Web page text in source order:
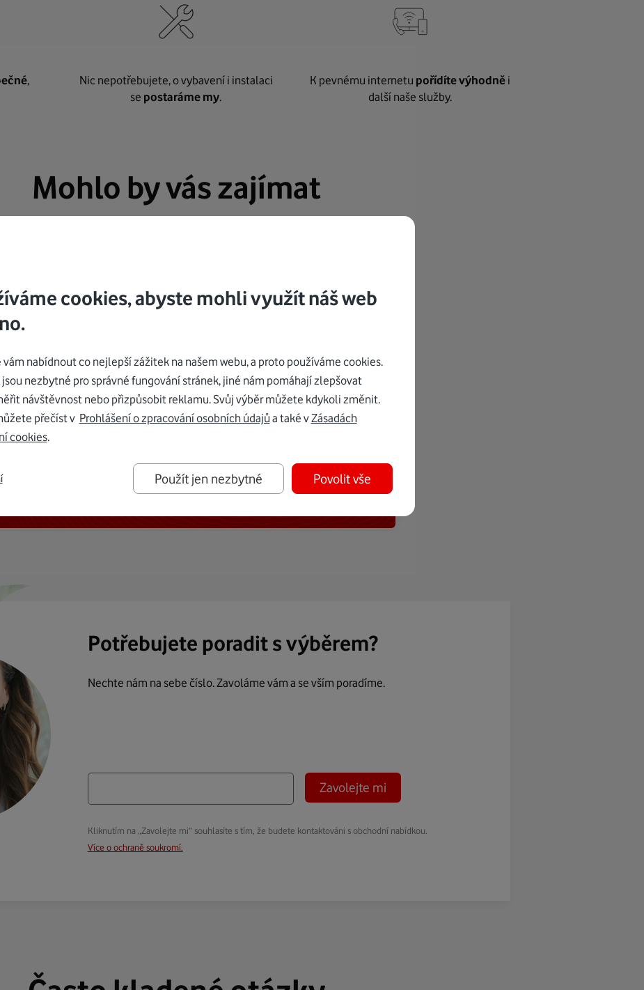
,
Nic nepotřebujete, o vybavení i instalaci
se postaráme my.
K pevnému internetu pořídíte výhodněi
další naše služby.
Mohlo by vás zajímat
vám dáme Vodafone TV již
150 Kč měsíčně
Potřebujete poradit s výběrem?
Nechte nám na sebe číslo. Zavoláme vám a se vším poradíme.
Zavolejte mi
Kliknutím na „Zavolejte mi“ souhlasíte s tím, že budete kontaktováni s obchodní nabídkou.
Více o ochraně soukromí.
cookies, abyste mohli využít náš web
vám nabídnout co nejlepší zážitek na našem webu, a proto používáme cookies.
nezbytné pro správné fungování stránek, jiné nám pomáhají zlepšovat
návštěvnost nebo přizpůsobit reklamu. Svůj výběr můžete kdykoli změnit.
přečíst v Prohlášení o zpracování osobních údajů a také vZásadách
cookies.
Použít jen nezbytné Povolit vše